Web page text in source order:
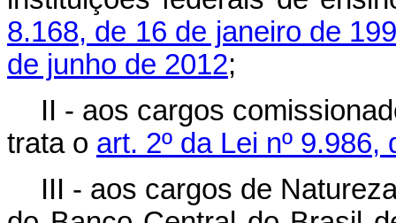
8.168, de 16 de janeiro de
de junho de 2012;
II - aos cargos
trata o art. 2º da Lei nº
III - aos cargos de